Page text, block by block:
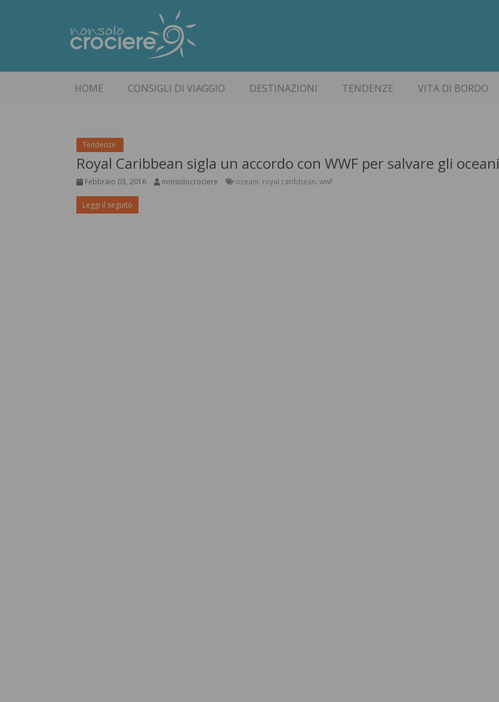
HOME CONSIGLI DI VIAGGIO DESTINAZIONI TENDENZE VITA DI BORDO
Tendenze
Royal Caribbean sigla un accordo con WWF per salvare gli oceani
Febbraio 03, 2016 nonsolocrociere oceani, royal caribbean, wwf
Leggi il seguito